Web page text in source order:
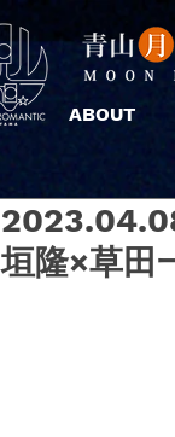
ABOUT
垣隆×草田